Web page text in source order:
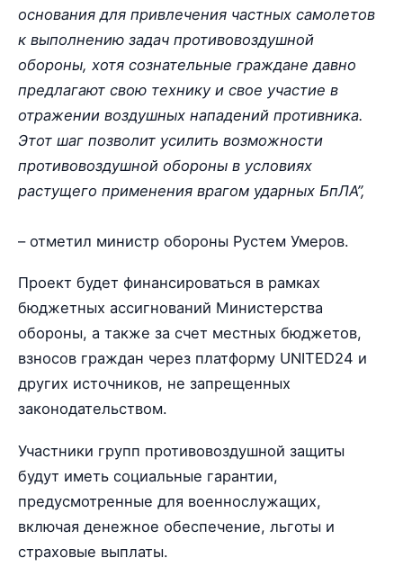
основания для привлечения частных самолетов
к выполнению задач противовоздушной
обороны, хотя сознательные граждане давно
предлагают свою технику и свое участие в
отражении воздушных нападений противника.
Этот шаг позволит усилить возможности
противовоздушной обороны в условиях
растущего применения врагом ударных БпЛА”,
– отметил министр обороны Рустем Умеров.
Проект будет финансироваться в рамках
бюджетных ассигнований Министерства
обороны, а также за счет местных бюджетов,
взносов граждан через платформу UNITED24 и
других источников, не запрещенных
законодательством.
Участники групп противовоздушной защиты
будут иметь социальные гарантии,
предусмотренные для военнослужащих,
включая денежное обеспечение, льготы и
страховые выплаты.